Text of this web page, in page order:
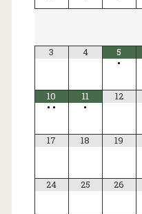
3 4
5
•
10
• •
11
•
12
17 18 19
24 25 26